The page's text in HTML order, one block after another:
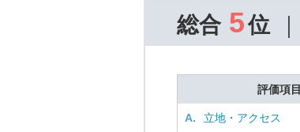
総合 5位
評価項目
A. 立地・アクセス